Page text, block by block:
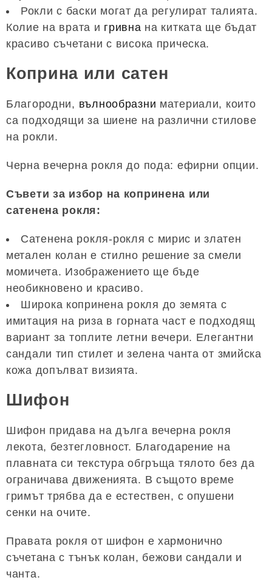
Рокли с баски могат да регулират талията.
Колие на врата и гривна на китката ще бъдат
красиво съчетани с висока прическа.
Коприна или сатен
Благородни, вълнообразни материали, които
са подходящи за шиене на различни стилове
на рокли.
Черна вечерна рокля до пода: ефирни опции.
Съвети за избор на копринена или
сатенена рокля:
Сатенена рокля-рокля с мирис и златен
метален колан е стилно решение за смели
момичета. Изображението ще бъде
необикновено и красиво.
Широка копринена рокля до земята с
имитация на риза в горната част е подходящ
вариант за топлите летни вечери. Елегантни
сандали тип стилет и зелена чанта от змийска
кожа допълват визията.
Шифон
Шифон придава на дълга вечерна рокля
лекота, безтегловност. Благодарение на
плавната си текстура обгръща тялото без да
ограничава движенията. В същото време
гримът трябва да е естествен, с опушени
сенки на очите.
Правата рокля от шифон е хармонично
съчетана с тънък колан, бежови сандали и
чанта.